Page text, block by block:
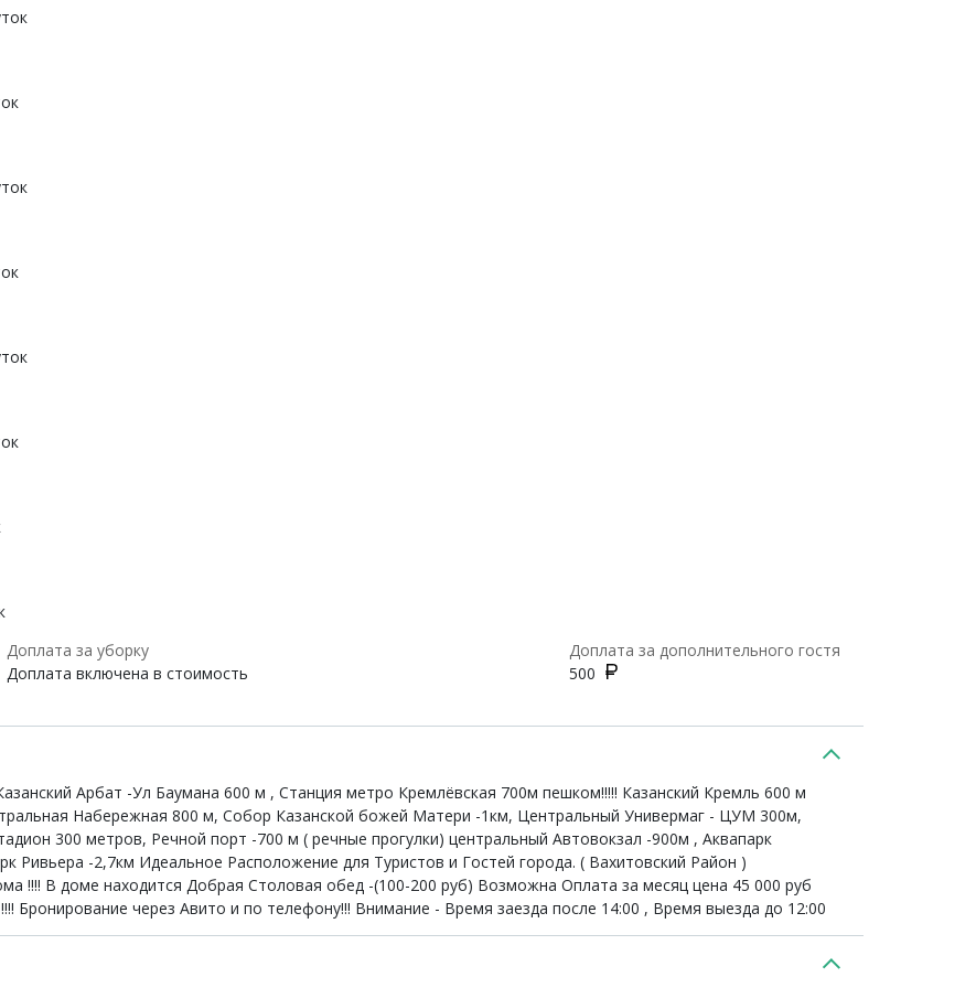
Доплата за уборку
Доплата включена в стоимость
Доплата за дополнительного гостя
500
Арбат -Ул Баумана 600 м , Станция метро Кремлёвская 700м пешком!!!!! Казанский Кремль 600 м
Набережная 800 м, Собор Казанской божей Матери -1км, Центральный Универмаг - ЦУМ 300м,
300 метров, Речной порт -700 м ( речные прогулки) центральный Автовокзал -900м , Аквапарк
Ривьера -2,7км Идеальное Расположение для Туристов и Гостей города. ( Вахитовский Район )
!!!! В доме находится Добрая Столовая обед -(100-200 руб) Возможна Оплата за месяц цена 45 000 руб
Бронирование через Авито и по телефону!!! Внимание - Время заезда после 14:00 , Время выезда до 12:00